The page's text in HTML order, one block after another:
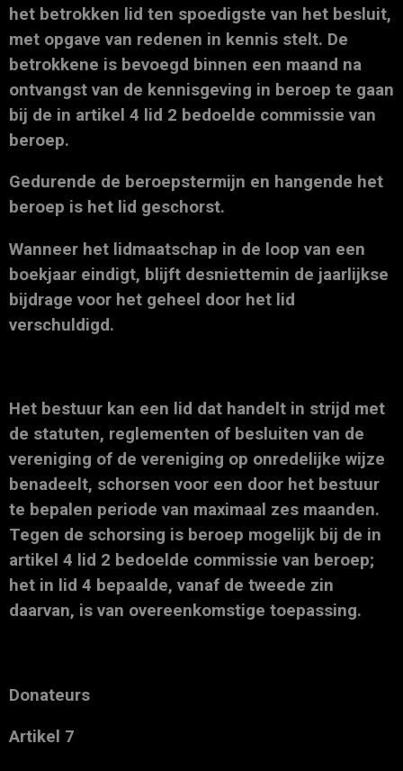
het betrokken lid ten spoedigste van het besluit,
met opgave van redenen in kennis stelt. De
betrokkene is bevoegd binnen een maand na
ontvangst van de kennisgeving in beroep te gaan
bij de in artikel 4 lid 2 bedoelde commissie van
beroep.
Gedurende de beroepstermijn en hangende het
beroep is het lid geschorst.
Wanneer het lidmaatschap in de loop van een
boekjaar eindigt, blijft desniettemin de jaarlijkse
bijdrage voor het geheel door het lid
verschuldigd.
Het bestuur kan een lid dat handelt in strijd met
de statuten, reglementen of besluiten van de
vereniging of de vereniging op onredelijke wijze
benadeelt, schorsen voor een door het bestuur
te bepalen periode van maximaal zes maanden.
Tegen de schorsing is beroep mogelijk bij de in
artikel 4 lid 2 bedoelde commissie van beroep;
het in lid 4 bepaalde, vanaf de tweede zin
daarvan, is van overeenkomstige toepassing.
Donateurs
Artikel 7